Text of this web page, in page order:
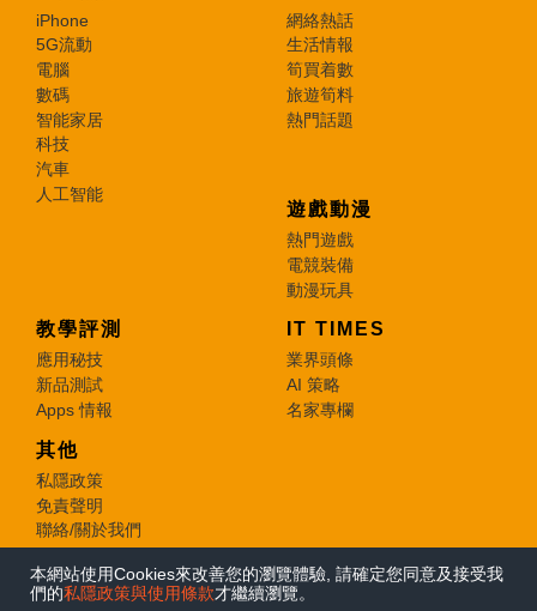
本網站使用Cookies來改善您的瀏覽體驗, 請確定您同意及接受我
們的私隱政策與使用條款才繼續瀏覽。
iPhone
5G流動
電腦
數碼
智能家居
科技
汽車
人工智能
網絡熱話
生活情報
筍買着數
旅遊筍料
熱門話題
遊戲動漫
熱門遊戲
電競裝備
動漫玩具
教學評測
應用秘技
新品測試
Apps 情報
IT TIMES
業界頭條
AI 策略
名家專欄
其他
私隱政策
免責聲明
聯絡/關於我們
© 2026 e-zone. All Rights Reserved.